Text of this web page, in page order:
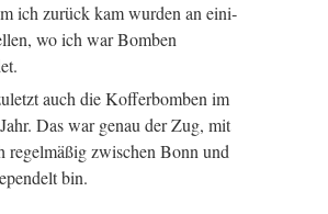
ich zurück kam wur­den an ein­i­
wo ich war Bomben
auch die Kof­fer­bomben im
Das war genau der Zug, mit
regel­mäßig zwis­chen Bonn und
bin.